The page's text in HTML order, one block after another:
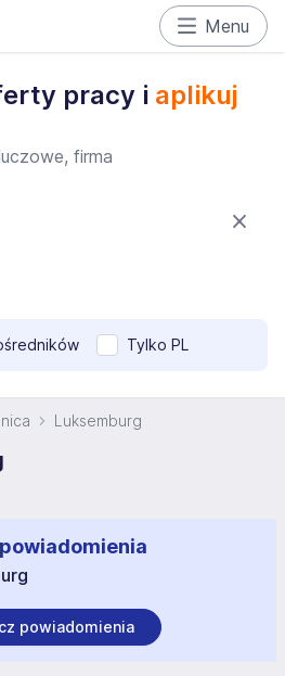
Menu
pracy i aplikuj
Tylko PL
Luksemburg
powiadomienia